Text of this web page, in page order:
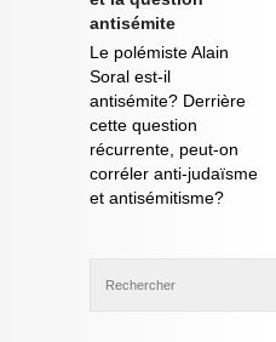
antisémite
Le polémiste Alain
Soral est-il
antisémite? Derrière
cette question
récurrente, peut-on
corréler anti-judaïsme
et antisémitisme?